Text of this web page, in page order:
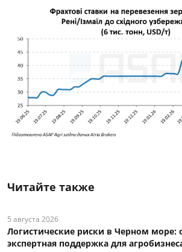
Читайте также
5 августа 2026
Логистические риски в Черном море:
экспертная поддержка для